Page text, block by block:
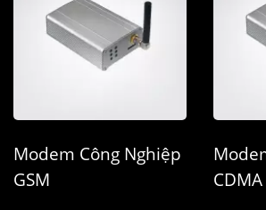
Modem Công Nghiệp
GSM
CDMA